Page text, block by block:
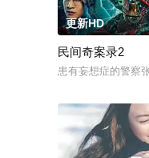
更新HD
民间奇案录2
患有妄想症的警察